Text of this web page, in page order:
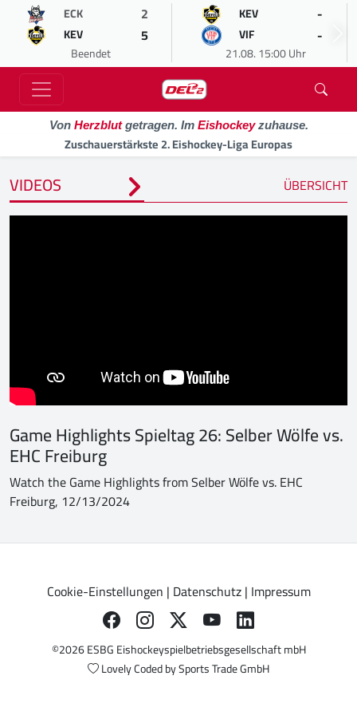
ECK 2
KEV 5
Beendet
KEV -
VIF -
21.08. 15:00 Uhr
Von Herzblutgetragen. Im Eishockeyzuhause.
Zuschauerstärkste 2. Eishockey-Liga Europas
VIDEOS ÜBERSICHT
Game Highlights Spieltag 26: Selber Wölfe vs.
EHC Freiburg
Watch the Game Highlights from Selber Wölfe vs. EHC
Freiburg, 12/13/2024
Cookie-Einstellungen | Datenschutz| Impressum
©2026 ESBG Eishockeyspielbetriebsgesellschaft mbH
Lovely Coded bySports Trade GmbH